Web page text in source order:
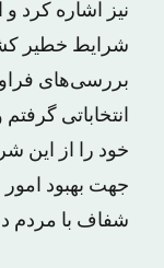
نیز اشاره کرد
شرایط خطیر
بررسی‌های
انتخاباتی
خود را از این
جهت بهبود
شفاف با مردم